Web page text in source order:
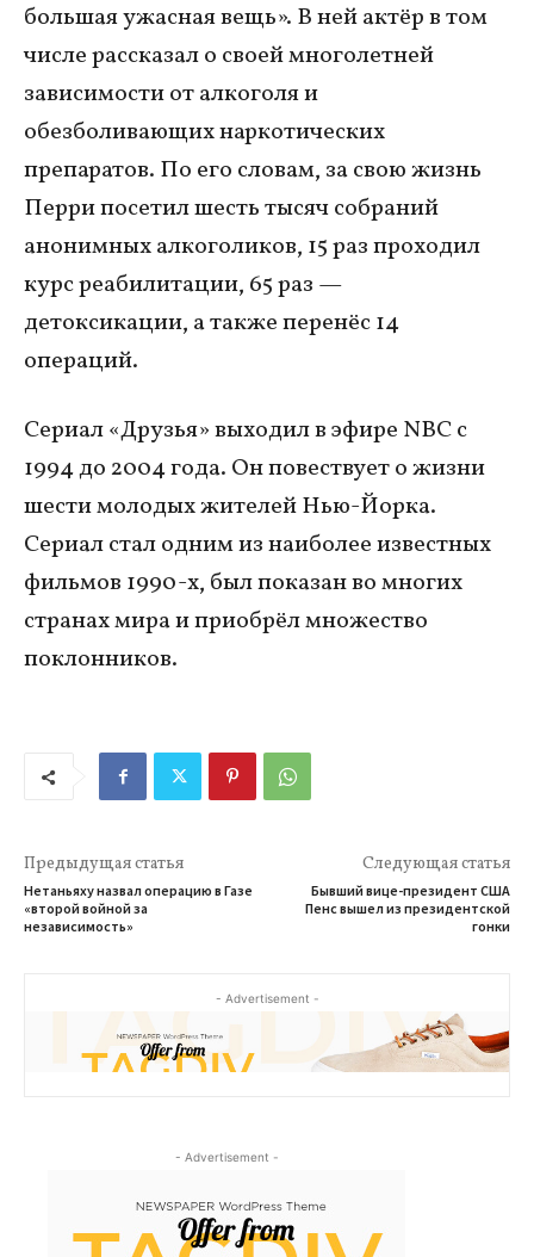
большая ужасная вещь». В ней актёр в том
числе рассказал о своей многолетней
зависимости от алкоголя и
обезболивающих наркотических
препаратов. По его словам, за свою жизнь
Перри посетил шесть тысяч собраний
анонимных алкоголиков, 15 раз проходил
курс реабилитации, 65 раз —
детоксикации, а также перенёс 14
операций.
Сериал «Друзья» выходил в эфире NBC с
1994 до 2004 года. Он повествует о жизни
шести молодых жителей Нью-Йорка.
Сериал стал одним из наиболее известных
фильмов 1990-х, был показан во многих
странах мира и приобрёл множество
поклонников.
Предыдущая статья
Нетаньяху назвал операцию в Газе
«второй войной за
независимость»
Следующая статья
Бывший вице-президент США
Пенс вышел из президентской
гонки
- Advertisement -
- Advertisement -